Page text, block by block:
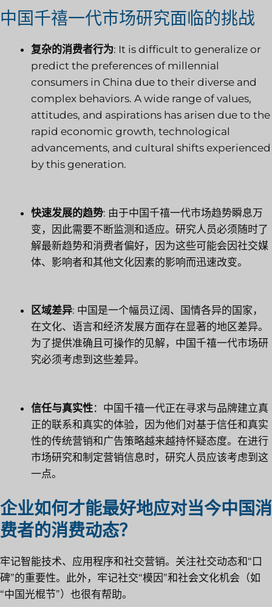
中国千禧一代市场研究面临的挑战
复杂的消费者行为: It is difficult to generalize or
predict the preferences of millennial
consumers in China due to their diverse and
complex behaviors. A wide range of values,
attitudes, and aspirations has arisen due to the
rapid economic growth, technological
advancements, and cultural shifts experienced
by this generation.
快速发展的趋势: 由于中国千禧一代市场趋势瞬息万
变，因此需要不断监测和适应。研究人员必须随时了
解最新趋势和消费者偏好，因为这些可能会因社交媒
体、影响者和其他文化因素的影响而迅速改变。
区域差异: 中国是一个幅员辽阔、国情各异的国家，
在文化、语言和经济发展方面存在显著的地区差异。
为了提供准确且可操作的见解，中国千禧一代市场研
究必须考虑到这些差异。
信任与真实性：中国千禧一代正在寻求与品牌建立真
正的联系和真实的体验，因为他们对基于信任和真实
性的传统营销和广告策略越来越持怀疑态度。在进行
市场研究和制定营销信息时，研究人员应该考虑到这
一点。
企业如何才能最好地应对当今中国消
费者的消费动态？
牢记智能技术、应用程序和社交营销。关注社交动态和“口
碑”的重要性。此外，牢记社交“模因”和社会文化机会（如
“中国光棍节”）也很有帮助。